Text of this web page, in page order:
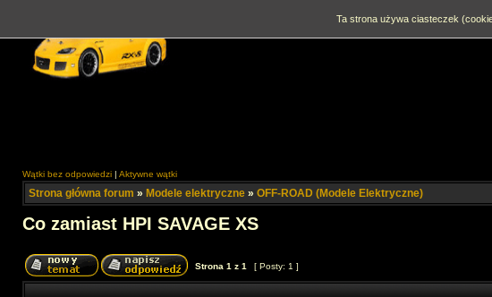
Wątki bez odpowiedzi | Aktywne wątki
Strona główna forum » Modele elektryczne » OFF-ROAD (Modele Elektryczne)
Co zamiast HPI SAVAGE XS
Strona 1 z 1 [ Posty: 1 ]
Ta strona używa ciasteczek